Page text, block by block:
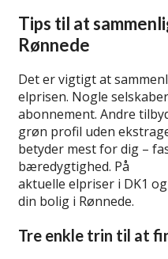
Tips til at
Rønnede
Det er vigtigt at
elprisen. Nogle
abonnement. Andre
grøn profil uden
betyder mest for dig –
bæredygtighed. På
aktuelle elpriser i DK1
din bolig i Rønnede.
Tre enkle trin til at